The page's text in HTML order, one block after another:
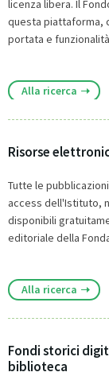
licenza libera. Il
questa piattaforma,
portata e
Alla ricerca
Risorse
Tutte le
access dell'Istituto,
disponibili
editoriale della
Alla ricerca
Fondi storici
biblioteca